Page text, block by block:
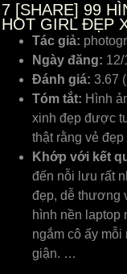
7 [SHARE] 99
HOT GIRL ĐẸP
Tác giả:
Ngày đăng: 12/
Đánh giá: 3.67
Tóm tắt: Hình
xinh đẹp được
thật rằng vẻ
Khớp với kết
đến nỗi lưu rất
đẹp, dễ thương
hình nền laptop
ngắm cô ấy
giận. …